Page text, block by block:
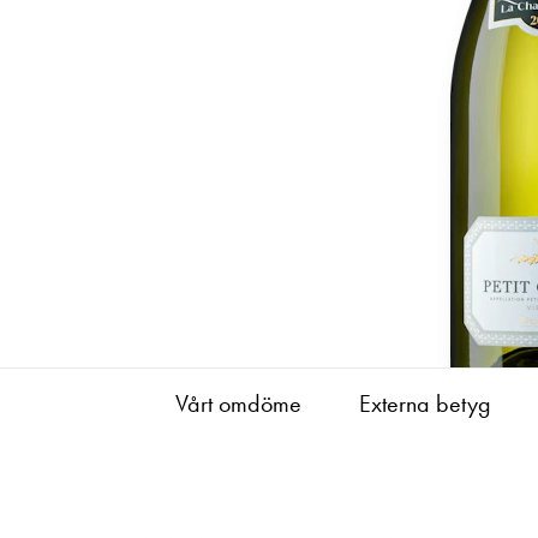
Vårt omdöme Externa betyg